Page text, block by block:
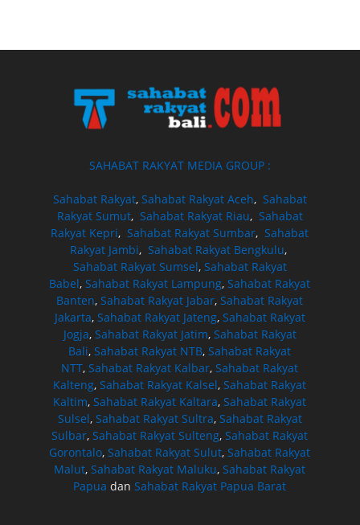
SAHABAT RAKYAT MEDIA GROUP :
Sahabat Rakyat, Sahabat Rakyat Aceh, Sahabat
Rakyat Sumut, Sahabat Rakyat Riau, Sahabat
Rakyat Kepri,Sahabat Rakyat Sumbar,Sahabat
Rakyat Jambi, Sahabat Rakyat Bengkulu,
Sahabat Rakyat Sumsel, Sahabat Rakyat
Babel,Sahabat Rakyat Lampung,Sahabat Rakyat
Banten,Sahabat Rakyat Jabar,Sahabat Rakyat
Jakarta, Sahabat Rakyat Jateng, Sahabat Rakyat
Jogja, Sahabat Rakyat Jatim, Sahabat Rakyat
Bali,Sahabat Rakyat NTB,Sahabat Rakyat
NTT,Sahabat Rakyat Kalbar,Sahabat Rakyat
Kalteng,Sahabat Rakyat Kalsel,Sahabat Rakyat
Kaltim,Sahabat Rakyat Kaltara,Sahabat Rakyat
Sulsel, Sahabat Rakyat Sultra, Sahabat Rakyat
Sulbar,Sahabat Rakyat Sulteng,Sahabat Rakyat
Gorontalo,Sahabat Rakyat Sulut,Sahabat Rakyat
Malut,Sahabat Rakyat Maluku,Sahabat Rakyat
Papua danSahabat Rakyat Papua Barat